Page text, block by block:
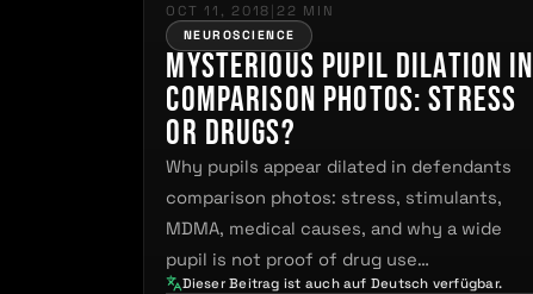
OCT 11, 2018 | 22 MIN
NEUROSCIENCE
Mysterious Pupil Dilation in
Comparison Photos: Stress
or Drugs?
Why pupils appear dilated in defendants
comparison photos: stress, stimulants,
MDMA, medical causes, and why a wide
pupil is not proof of drug use…
Dieser Beitrag ist auch auf Deutsch verfügbar.